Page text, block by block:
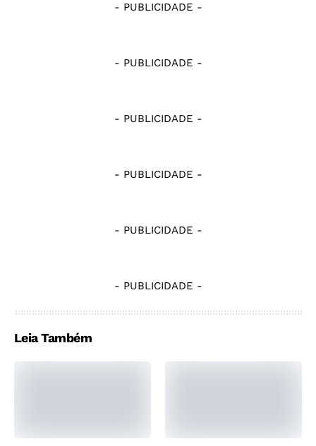
- PUBLICIDADE -
- PUBLICIDADE -
- PUBLICIDADE -
- PUBLICIDADE -
- PUBLICIDADE -
- PUBLICIDADE -
Leia Também